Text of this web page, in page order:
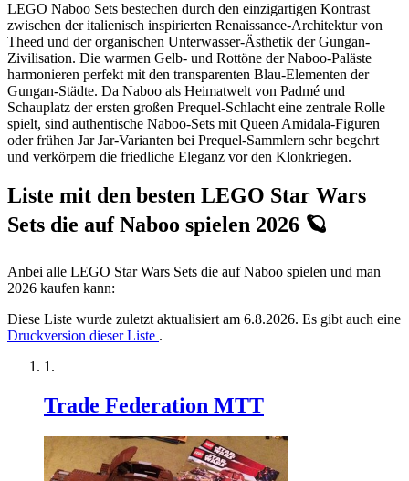
LEGO Naboo Sets bestechen durch den einzigartigen Kontrast
zwischen der italienisch inspirierten Renaissance-Architektur von
Theed und der organischen Unterwasser-Ästhetik der Gungan-
Zivilisation. Die warmen Gelb- und Rottöne der Naboo-Paläste
harmonieren perfekt mit den transparenten Blau-Elementen der
Gungan-Städte. Da Naboo als Heimatwelt von Padmé und
Schauplatz der ersten großen Prequel-Schlacht eine zentrale Rolle
spielt, sind authentische Naboo-Sets mit Queen Amidala-Figuren
oder frühen Jar Jar-Varianten bei Prequel-Sammlern sehr begehrt
und verkörpern die friedliche Eleganz vor den Klonkriegen.
Liste mit den besten LEGO Star Wars
Sets die auf Naboo spielen 2026 🪐
Anbei alle LEGO Star Wars Sets die auf Naboo spielen und man
2026 kaufen kann:
Diese Liste wurde zuletzt aktualisiert am 6.8.2026. Es gibt auch eine
Druckversion dieser Liste .
Trade Federation MTT